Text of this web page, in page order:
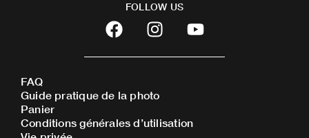
FOLLOW US
F
a
c
b
o
o
I
n
s
a
g
r
Y
o
u
FAQ
Guide pratique de la photo
Panier
Conditions générales d’utilisation